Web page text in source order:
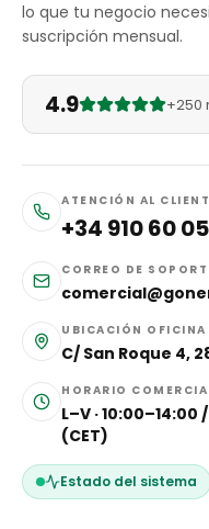
lo que tu negocio
suscripción mensual.
4.9 +250
ATENCIÓN AL
+34 910 60 05
CORREO DE
UBICACIÓN OFICINA
C/ San Roque 4,
HORARIO
L–V · 10:00–14:00
(CET)
Estado del sistema